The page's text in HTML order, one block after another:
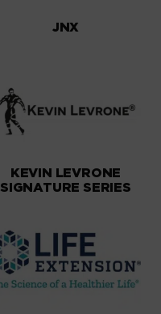
JNX
KEVIN LEVRONE
SIGNATURE SERIES